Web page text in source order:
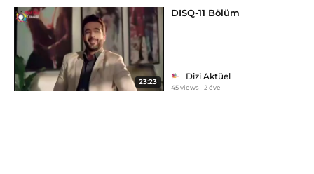
23:23
DISQ-11 Bölüm
Dizi Aktüel
45 views 2 éve